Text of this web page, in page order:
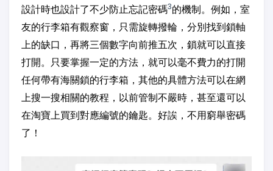
設計時也設計了不少防止忘記密碼3的機制。例如，室
友的行李箱有觀察窗，只需旋轉撥輪，分別找到鎖軸
上的缺口，再將三個數字向前推五次，鎖就可以直接
打開。只要掌握一定的方法，就可以毫不費力的打開
任何帶有海關鎖的行李箱，其他的具體方法可以在網
上搜一搜相關的教程，以前管制不嚴時，甚至還可以
在淘寶上買到對應編號的鑰匙。好誒，不用窮舉密碼
了！